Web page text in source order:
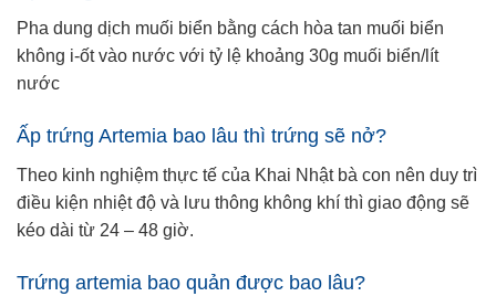
Pha dung dịch muối biển bằng cách hòa tan muối biển
không i-ốt vào nước với tỷ lệ khoảng 30g muối biển/lít
nước
Ấp trứng Artemia bao lâu thì trứng sẽ nở?
Theo kinh nghiệm thực tế của Khai Nhật bà con nên duy trì
điều kiện nhiệt độ và lưu thông không khí thì giao động sẽ
kéo dài từ 24 – 48 giờ.
Trứng artemia bao quản được bao lâu?